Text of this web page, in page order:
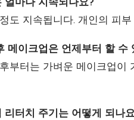
도 지속됩니다. 개인의 피
메이크업은 언제부터 할 수
부터는 가벼운 메이크업
리터치 주기는 어떻게 되나